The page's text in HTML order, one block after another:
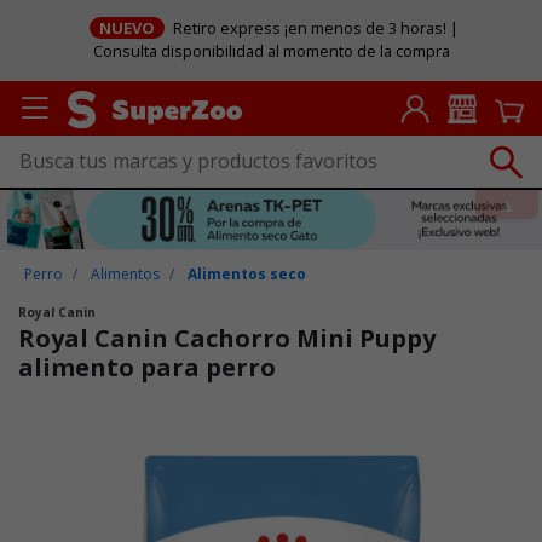
NUEVO
Retiro express ¡en menos de 3 horas! |
Consulta disponibilidad al momento de la compra
Perro Alimentos Alimentos seco
Royal Canin
Royal Canin Cachorro Mini Puppy
alimento para perro